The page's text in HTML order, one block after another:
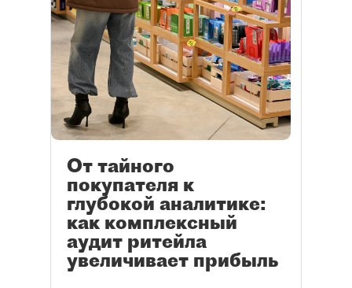
От тайного
покупателя к
глубокой аналитике:
как комплексный
аудит ритейла
увеличивает прибыль